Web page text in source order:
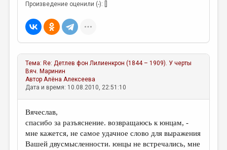
Произведение оценили (-): []
Тема: Re: Детлев фон Лилиенкрон (1844 – 1909). У черты
Вяч. Маринин
АвторАлёна Алексеева
Дата и время: 10.08.2010, 22:51:10
Вячеслав,
спасибо за разъяснение. возвращаюсь к юнцам, -
мне кажется, не самое удачное слово для выражения
Вашей двусмысленности. юнцы не встречались, мне